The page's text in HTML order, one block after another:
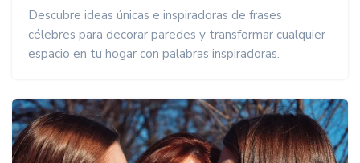
Descubre ideas únicas e inspiradoras de frases
célebres para decorar paredes y transformar cualquier
espacio en tu hogar con palabras inspiradoras.